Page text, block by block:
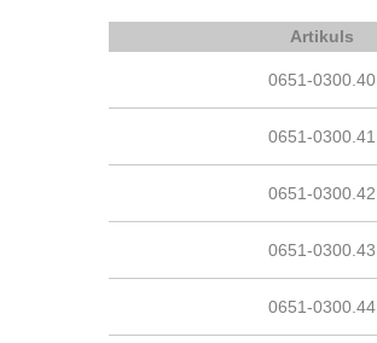
Artikuls
0651-0300.40
0651-0300.41
0651-0300.42
0651-0300.43
0651-0300.44